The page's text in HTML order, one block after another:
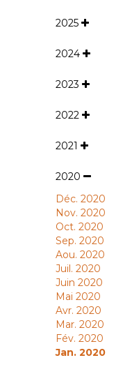
2025
2024
2023
2022
2021
2020
Déc. 2020
Nov. 2020
Oct. 2020
Sep. 2020
Aou. 2020
Juil. 2020
Juin 2020
Mai 2020
Avr. 2020
Mar. 2020
Fév. 2020
Jan. 2020